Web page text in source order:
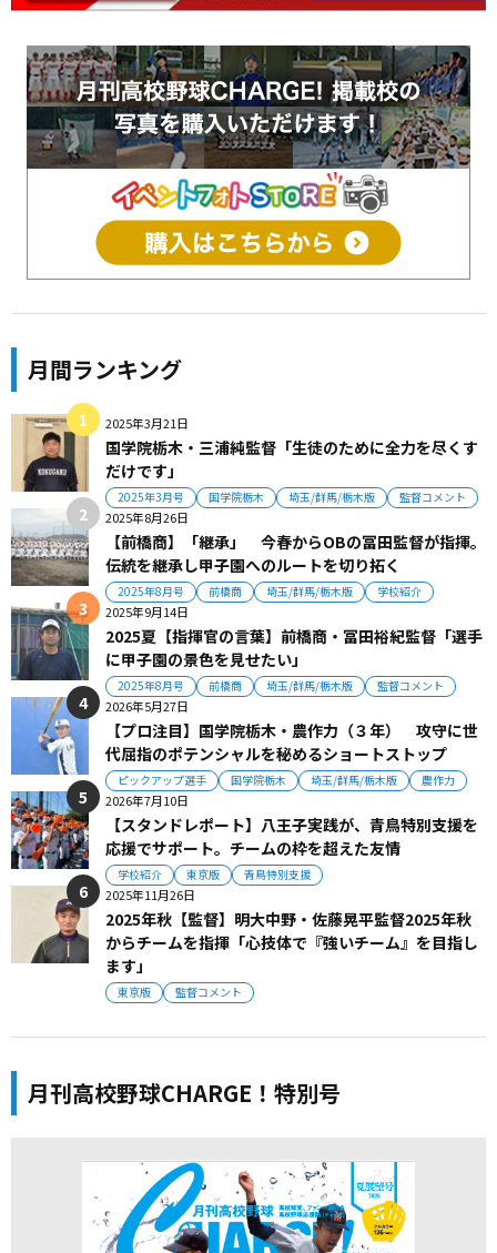
月間ランキング
2025年3月21日
国学院栃木・三浦純監督「生徒のために全力を尽くす
だけです」
2025年3月号 国学院栃木 埼玉/群馬/栃木版 監督コメント
2025年8月26日
【前橋商】「継承」 今春からOBの冨田監督が指揮。
伝統を継承し甲子園へのルートを切り拓く
2025年8月号 前橋商 埼玉/群馬/栃木版 学校紹介
2025年9月14日
2025夏【指揮官の言葉】前橋商・冨田裕紀監督「選手
に甲子園の景色を見せたい」
2025年8月号 前橋商 埼玉/群馬/栃木版 監督コメント
2026年5月27日
【プロ注目】国学院栃木・農作力（３年） 攻守に世
代屈指のポテンシャルを秘めるショートストップ
ピックアップ選手 国学院栃木 埼玉/群馬/栃木版 農作力
2026年7月10日
【スタンドレポート】八王子実践が、青鳥特別支援を
応援でサポート。チームの枠を超えた友情
学校紹介 東京版 青鳥特別支援
2025年11月26日
2025年秋【監督】明大中野・佐藤晃平監督2025年秋
からチームを指揮「心技体で『強いチーム』を目指し
ます」
東京版 監督コメント
月刊高校野球CHARGE！特別号